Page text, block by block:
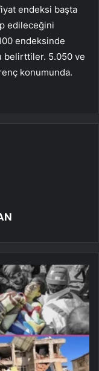
endeksi başta
edileceğini
endeksinde
belirttiler. 5.050 ve
konumunda.